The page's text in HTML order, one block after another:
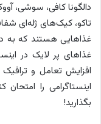
دالگونا کافی، سوشی،
تاکو، کیک‌های ژله‌ای
غذاهایی هستند که به
غذاهای پر لایک در
افزایش تعامل و
اینستاگرامی را
بگذارید!